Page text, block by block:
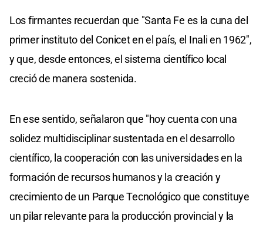
Los firmantes recuerdan que "Santa Fe es la cuna del
primer instituto del Conicet en el país, el Inali en 1962",
y que, desde entonces, el sistema científico local
creció de manera sostenida.
En ese sentido, señalaron que "hoy cuenta con una
solidez multidisciplinar sustentada en el desarrollo
científico, la cooperación con las universidades en la
formación de recursos humanos y la creación y
crecimiento de un Parque Tecnológico que constituye
un pilar relevante para la producción provincial y la